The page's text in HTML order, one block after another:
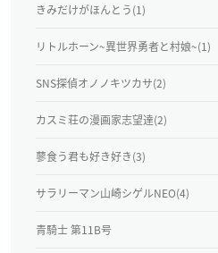
きみだけがほんとう(1)
リトルホーン~異世界勇者と村娘~(1)
SNS探偵オノノキツカサ(2)
カスミ荘の漫画家志望達(2)
蓼食う君も好き好き(3)
サラリーマン山崎シゲルNEO(4)
青騎士 第11B号